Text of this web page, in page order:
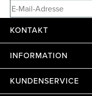
KONTAKT
INFORMATION
KUNDENSERVICE